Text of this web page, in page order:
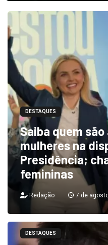
DESTAQUES
Saiba quem
mulheres na
Presidência;
femininas
Redação 7 de
DESTAQUES